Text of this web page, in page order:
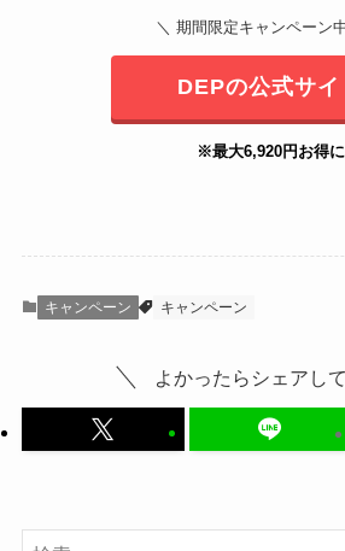
＼ 期間限定キャンペーン
DEPの公式サイ
※最大6,920円お得に
キャンペーン キャンペーン
よかったらシェアして